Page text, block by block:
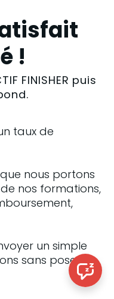
!
FINISHER puis
taux de
nous portons
nos formations,
un simple
sans poser de